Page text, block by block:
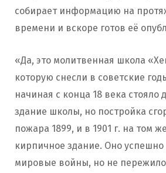
собирает информацию на
времени и вскоре готов её
«Да, это молитвенная школа
которую снесли в советские
начиная с конца 18 века стояло
здание школы, но постройка
пожара 1899, и в 1901 г. на том
кирпичное здание. Оно успешно
мировые войны, но не пережило